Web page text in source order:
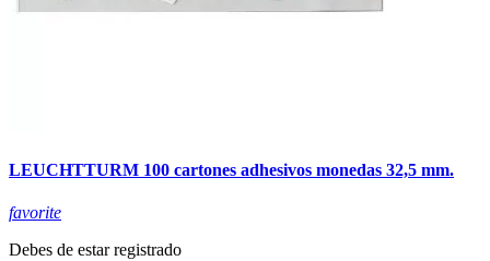
LEUCHTTURM 100 cartones adhesivos monedas 32,5 mm.
favorite
Debes de estar registrado